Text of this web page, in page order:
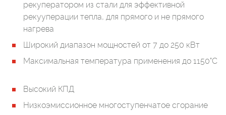
рекуператором из стали для эффективной
рекууперации тепла, для прямого и не прямого
нагрева
Широкий диапазон мощностей от 7 до 250 кВт
Максимальная температура применения до 1150°C
Высокий КПД
Низкоэмиссионное многоступенчатое сгорание